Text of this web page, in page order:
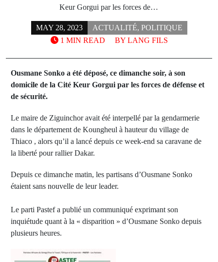
Keur Gorgui par les forces de…
MAY 28, 2023 ACTUALITÉ, POLITIQUE
BY LANG FILS
1 MIN READ
Ousmane Sonko a été déposé, ce dimanche soir, à son
domicile de la Cité Keur Gorgui par les forces de défense et
de sécurité.
Le maire de Ziguinchor avait été interpellé par la gendarmerie
dans le département de Koungheul à hauteur du village de
Thiaco , alors qu’il a lancé depuis ce week-end sa caravane de
la liberté pour rallier Dakar.
Depuis ce dimanche matin, les partisans d’Ousmane Sonko
étaient sans nouvelle de leur leader.
Le parti Pastef a publié un communiqué exprimant son
inquiétude quant à la « disparition » d’Ousmane Sonko depuis
plusieurs heures.